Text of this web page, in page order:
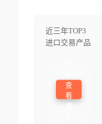
近三年TOP3
进口交易产品
查
看